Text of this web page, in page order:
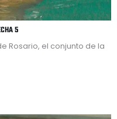
5
Rosario, el conjunto de la